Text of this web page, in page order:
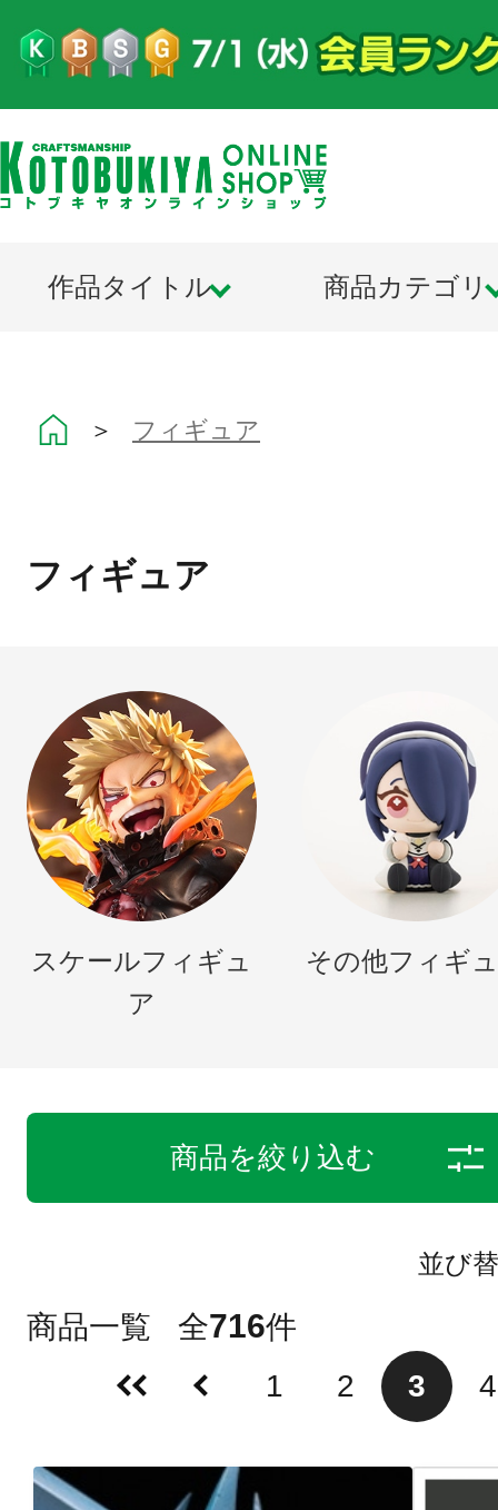
作品タイトル 商品カテゴリ
＞ フィギュア
フィギュア
スケールフィギュ
ア
その他フィギ
商品を絞り込む
並び
商品一覧 全716件
1
2 3 4